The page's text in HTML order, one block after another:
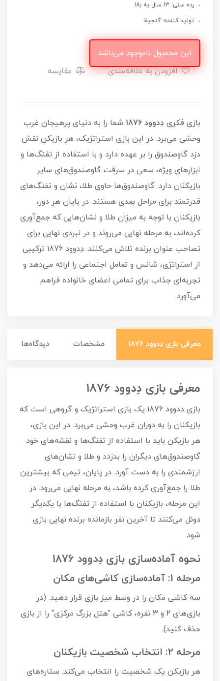
رده سنی: 13 سال به بالا
تولید کننده: گنجیفا
این محصول ناموجود می‌باشد
افزودن به علاقه‌مندی
مقایسه
بازی فکری دِدوود 1876
شما را به دنیای پرهیجان غرب
وحشی می‌برد. در این بازی استراتژیک، هر بازیکن نقش
دزد گاوصندوق را بر عهده دارد و با استفاده از تفنگ‌ها و
ابزارهای ویژه، سعی در سرقت گاوصندوق‌های سایر
بازیکنان دارد. گاوصندوق‌ها حاوی طلا، نشان و تفنگ‌های
قدرتمند برای مراحل بعدی هستند. در پایان هر دور،
بازیکنان با توجه به میزان طلا و نشان‌هایی که جمع‌آوری
کرده‌اند، به مرحله نهایی می‌روند و در نبردی نهایی برای
تصاحب عنوان برنده تلاش می‌کنند. دِدوود 1876 ترکیبی
از استراتژی، شانس و تعامل اجتماعی را ارائه می‌دهد و
تجربه‌ای جذاب برای تمامی اعضای خانواده فراهم
می‌آورد.
معرفی بازی دِدوود 1876 مشخصات دیدگاه‌ها
معرفی بازی دِدوود 1876
بازی دِدوود 1876 یک بازی استراتژیک و گروهی است که
بازیکنان را به دوران غرب وحشی می‌برد. در این بازی،
هر بازیکن باید با استفاده از تفنگ‌ها و نقشه‌های خود
گاوصندوق‌های دیگران را بدزدد و طلا و نشان‌های
ارزشمندی را به دست آورد. در پایان، تیمی که بیشترین
طلا را جمع‌آوری کرده باشد، به مرحله نهایی می‌رود. در
این مرحله، بازیکنان با استفاده از تفنگ‌ها با یکدیگر
دوئل می‌کنند تا آخرین نفر بازمانده برنده نهایی بازی
شود.
نحوه آماده‌سازی بازی دِدوود 1876
مرحله 1: آماده‌سازی کاشی‌های مکان
سه کاشی مکان را در وسط میز بازی قرار دهید. (در
بازی‌های 2 و 3 نفره، کاشی "هتل بزرگ مرکزی" را از بازی
حذف کنید).
مرحله 2: انتخاب شخصیت بازیکنان
هر بازیکن یک شخصیت را انتخاب می‌کند. ستاره‌های